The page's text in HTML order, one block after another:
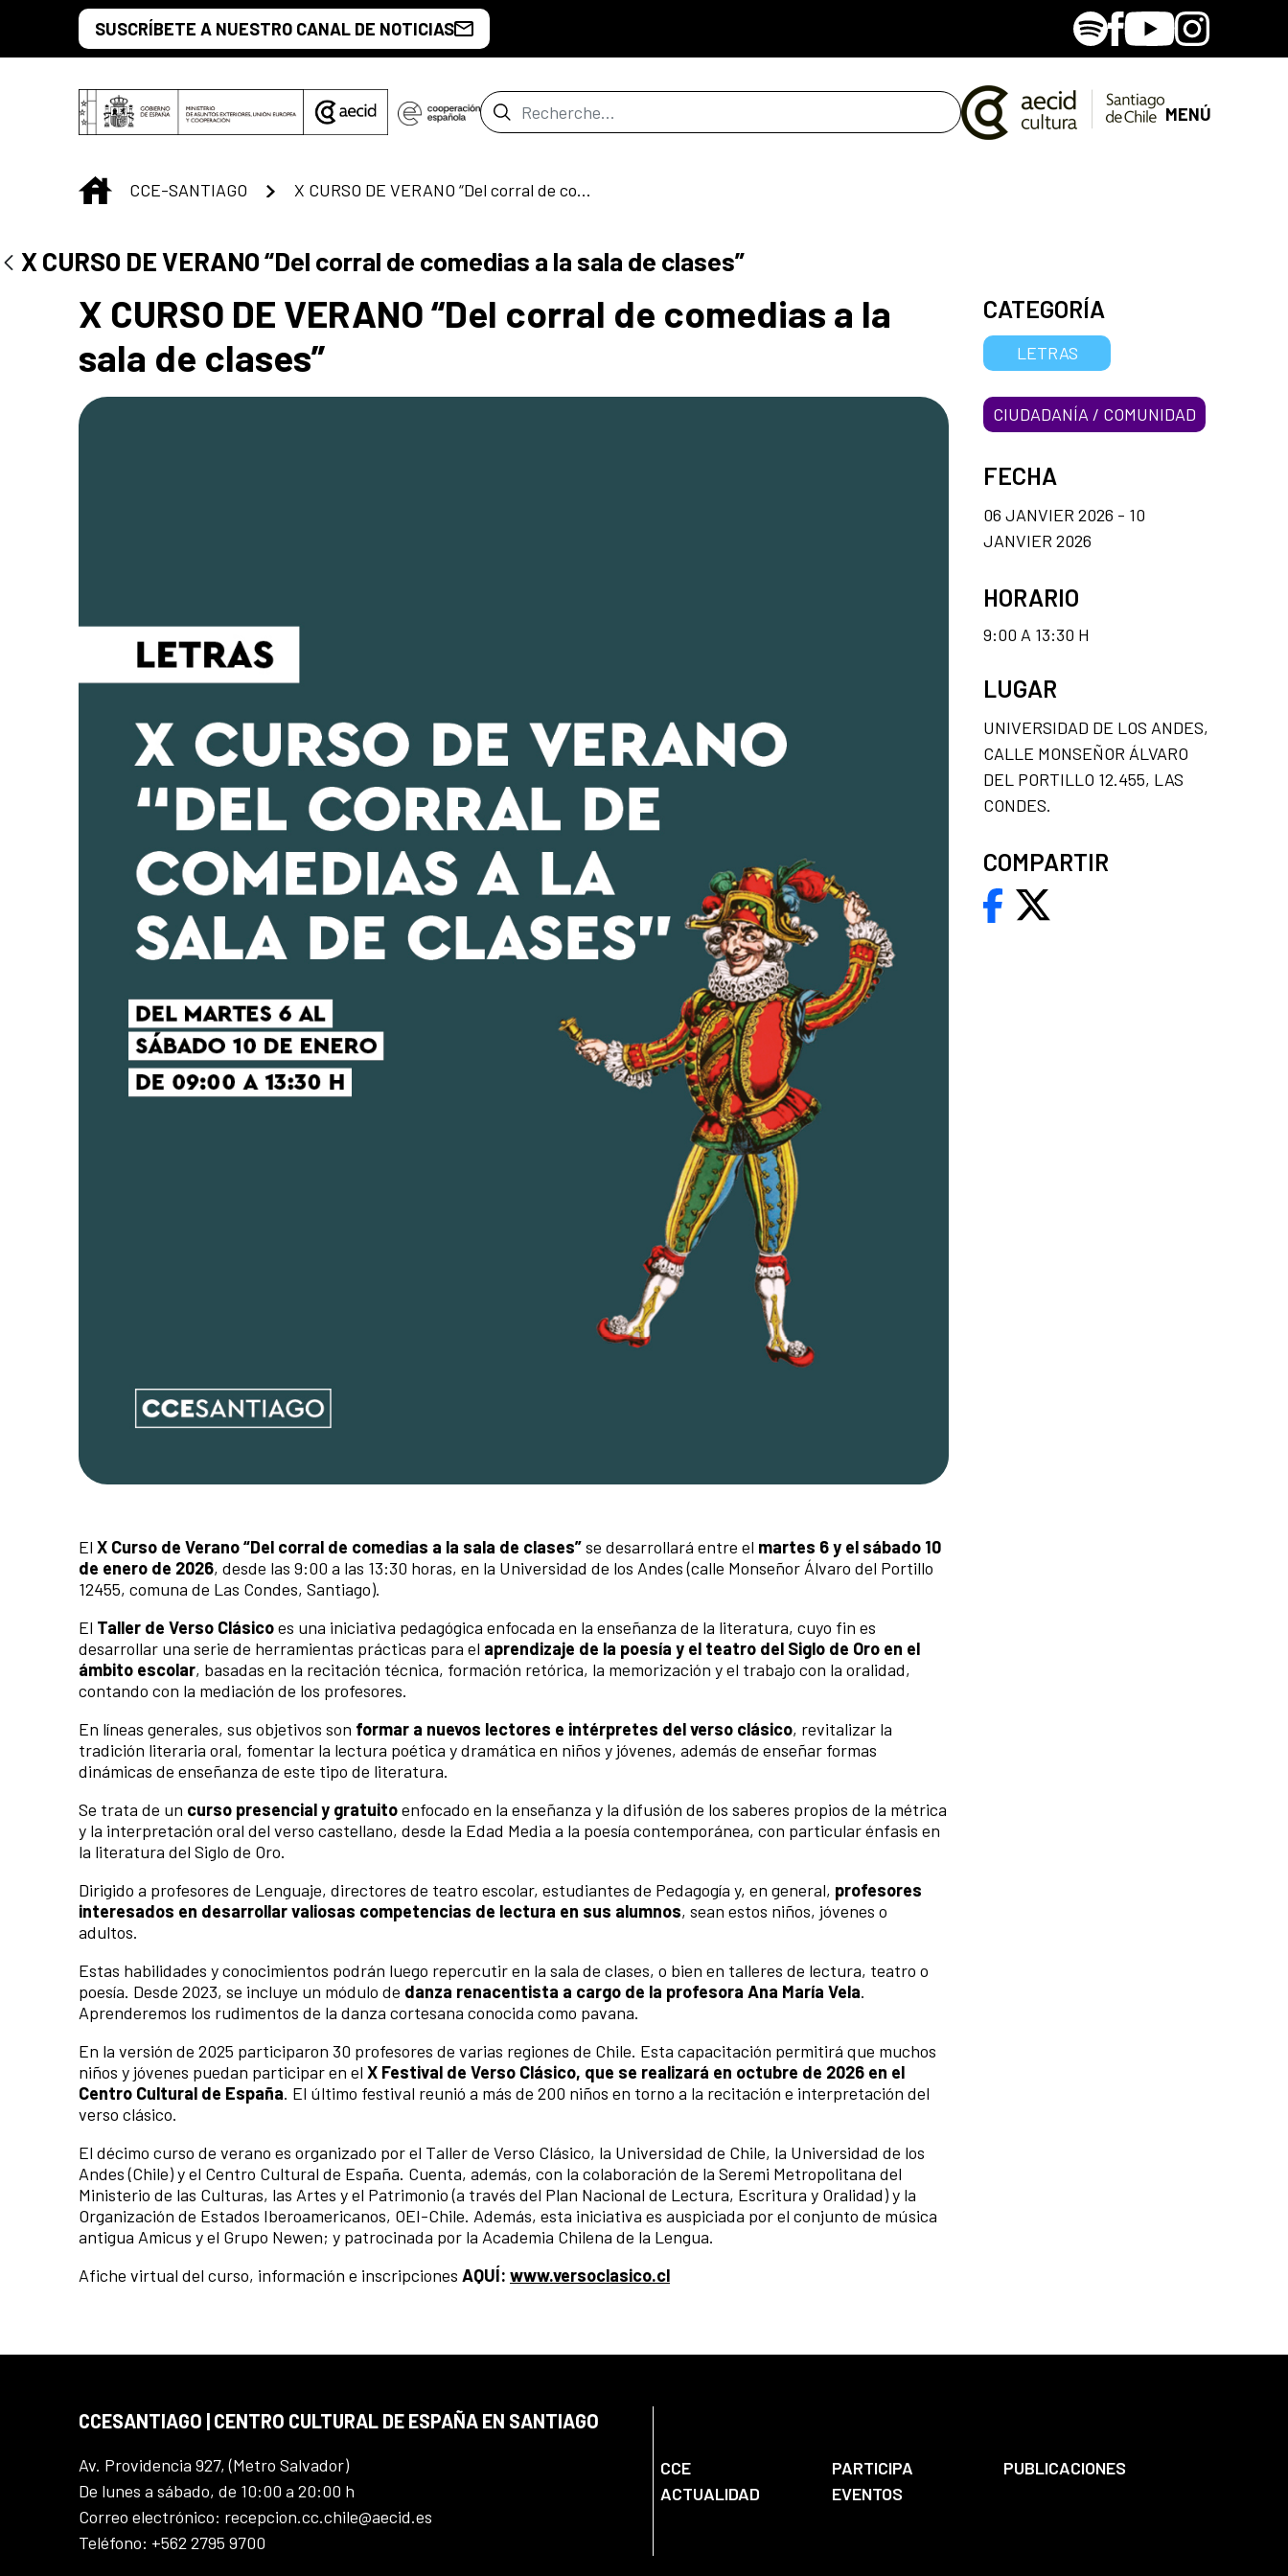
Saut au contenu principal
SUSCRÍBETE A NUESTRO CANAL DE NOTICIAS SpotifyFacebook
YoutubeInstagram
Barre de recherche MENÚ
INICIO
CCE-SANTIAGO X CURSO DE VERANO “Del corral de comedias a la sala de clases”
Centro Cultural de Santiago
X CURSO DE VERANO “Del corral de comedias a la sala de clases”
X CURSO DE VERANO “Del corral de comedias a la
sala de clases”
El X Curso de Verano “Del corral de comedias a la sala de clases”se desarrollará entre el martes 6 y el sábado 10
de enero de 2026, desde las 9:00 a las 13:30 horas, en la Universidad de los Andes (calle Monseñor Álvaro del Portillo
12455, comuna de Las Condes, Santiago).
El Taller de Verso Clásicoes una iniciativa pedagógica enfocada en la enseñanza de la literatura, cuyo fin es
desarrollar una serie de herramientas prácticas para el aprendizaje de la poesía y el teatro del Siglo de Oro en el
ámbito escolar, basadas en la recitación técnica, formación retórica, la memorización y el trabajo con la oralidad,
contando con la mediación de los profesores.
En líneas generales, sus objetivos son formar a nuevos lectores e intérpretes del verso clásico, revitalizar la
tradición literaria oral, fomentar la lectura poética y dramática en niños y jóvenes, además de enseñar formas
dinámicas de enseñanza de este tipo de literatura.
Se trata de un curso presencial y gratuitoenfocado en la enseñanza y la difusión de los saberes propios de la métrica
y la interpretación oral del verso castellano, desde la Edad Media a la poesía contemporánea, con particular énfasis en
la literatura del Siglo de Oro.
Dirigido a profesores de Lenguaje, directores de teatro escolar, estudiantes de Pedagogía y, en general, profesores
interesados en desarrollar valiosas competencias de lectura en sus alumnos, sean estos niños, jóvenes o
adultos.
Estas habilidades y conocimientos podrán luego repercutir en la sala de clases, o bien en talleres de lectura, teatro o
poesía. Desde 2023, se incluye un módulo de danza renacentista a cargo de la profesora Ana María Vela.
Aprenderemos los rudimentos de la danza cortesana conocida como pavana.
En la versión de 2025 participaron 30 profesores de varias regiones de Chile. Esta capacitación permitirá que muchos
niños y jóvenes puedan participar en el X Festival de Verso Clásico, que se realizará en octubre de 2026 en el
Centro Cultural de España. El último festival reunió a más de 200 niños en torno a la recitación e interpretación del
verso clásico.
El décimo curso de verano es organizado por el Taller de Verso Clásico, la Universidad de Chile, la Universidad de los
Andes (Chile) y el Centro Cultural de España. Cuenta, además, con la colaboración de la Seremi Metropolitana del
Ministerio de las Culturas, las Artes y el Patrimonio (a través del Plan Nacional de Lectura, Escritura y Oralidad) y la
Organización de Estados Iberoamericanos, OEI-Chile. Además, esta iniciativa es auspiciada por el conjunto de música
antigua Amicus y el Grupo Newen; y patrocinada por la Academia Chilena de la Lengua.
Afiche virtual del curso, información e inscripciones AQUÍ: www.versoclasico.cl
CATEGORÍA
LETRAS
CIUDADANÍA / COMUNIDAD
FECHA
06 JANVIER 2026 - 10
JANVIER 2026
HORARIO
9:00 A 13:30 H
LUGAR
UNIVERSIDAD DE LOS ANDES,
CALLE MONSEÑOR ÁLVARO
DEL PORTILLO 12.455, LAS
CONDES.
COMPARTIR
CCESANTIAGO | CENTRO CULTURAL DE ESPAÑA EN SANTIAGO
Av. Providencia 927, (Metro Salvador)
De lunes a sábado, de 10:00 a 20:00 h
Correo electrónico: recepcion.cc.chile@aecid.es
Teléfono: +562 2795 9700
CCE PARTICIPA
PUBLICACIONES
ACTUALIDAD
EVENTOS